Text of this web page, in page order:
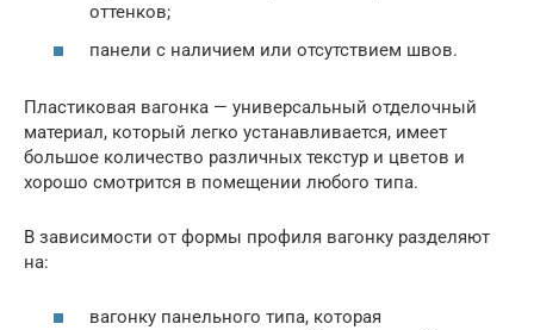
оттенков;
панели с наличием или отсутствием швов.
Пластиковая вагонка — универсальный отделочный
материал, который легко устанавливается, имеет
большое количество различных текстур и цветов и
хорошо смотрится в помещении любого типа.
В зависимости от формы профиля вагонку разделяют
на:
вагонку панельного типа, которая